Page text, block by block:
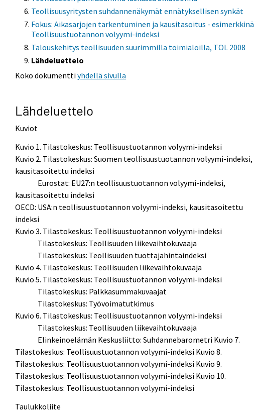
Teollisuusyritysten suhdannenäkymät ennätyksellisen synkät
Fokus: Aikasarjojen tarkentuminen ja kausitasoitus - esimerkkinä
Teollisuustuotannon volyymi-indeksi
Talouskehitys teollisuuden suurimmilla toimialoilla, TOL 2008
Lähdeluettelo
Koko dokumenttiyhdellä sivulla
Lähdeluettelo
Kuviot
Kuvio 1. Tilastokeskus: Teollisuustuotannon volyymi-indeksi
Kuvio 2. Tilastokeskus: Suomen teollisuustuotannon volyymi-indeksi,
kausitasoitettu indeksi
Eurostat: EU27:n teollisuustuotannon volyymi-indeksi,
kausitasoitettu indeksi
OECD: USA:n teollisuustuotannon volyymi-indeksi, kausitasoitettu
indeksi
Kuvio 3. Tilastokeskus: Teollisuustuotannon volyymi-indeksi
Tilastokeskus: Teollisuuden liikevaihtokuvaaja
Tilastokeskus: Teollisuuden tuottajahintaindeksi
Kuvio 4. Tilastokeskus: Teollisuuden liikevaihtokuvaaja
Kuvio 5. Tilastokeskus: Teollisuustuotannon volyymi-indeksi
Tilastokeskus: Palkkasummakuvaajat
Tilastokeskus: Työvoimatutkimus
Kuvio 6. Tilastokeskus: Teollisuustuotannon volyymi-indeksi
Tilastokeskus: Teollisuuden liikevaihtokuvaaja
Elinkeinoelämän Keskusliitto: Suhdannebarometri Kuvio 7.
Tilastokeskus: Teollisuustuotannon volyymi-indeksi Kuvio 8.
Tilastokeskus: Teollisuustuotannon volyymi-indeksi Kuvio 9.
Tilastokeskus: Teollisuustuotannon volyymi-indeksi Kuvio 10.
Tilastokeskus: Teollisuustuotannon volyymi-indeksi
Taulukkoliite